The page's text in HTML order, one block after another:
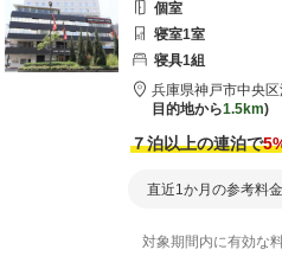
個室
寝室1室
寝具1組
兵庫県神戸市中央
目的地から1.5km
７泊以上の連泊で5
直近1か月の参考料金
対象期間内に有効な